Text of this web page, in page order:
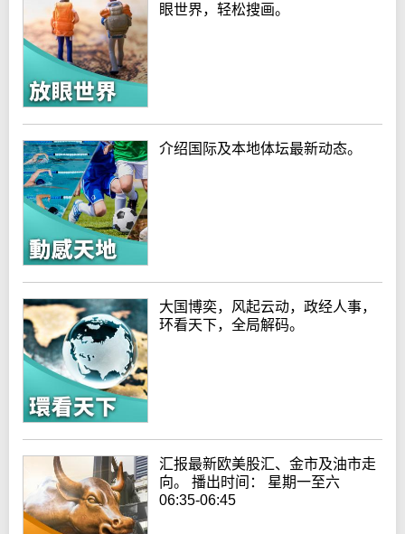
眼世界，轻松搜画。
介绍国际及本地体坛最新动态。
大国博奕，风起云动，政经人事，
环看天下，全局解码。
汇报最新欧美股汇、金市及油市走
向。 播出时间： 星期一至六
06:35-06:45